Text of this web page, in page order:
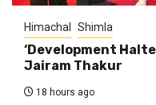
Himachal Shimla
‘Development
Jairam Thakur
18 hours ago